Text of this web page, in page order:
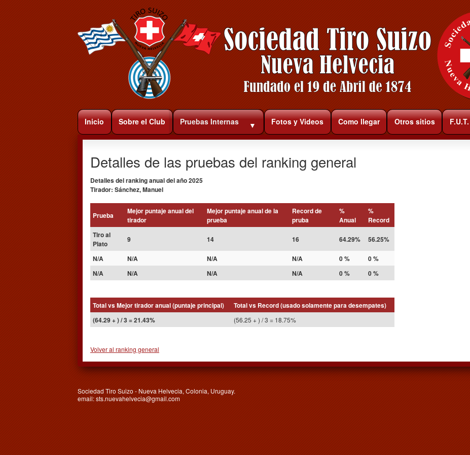
Inicio Sobre el Club Pruebas Internas ▼ Fotos y Videos Como llegar Otros sitios F.U.T.
Detalles de las pruebas del ranking general
Detalles del ranking anual del año 2025
Tirador: Sánchez, Manuel
Prueba
Mejor puntaje anual del
tirador
Mejor puntaje anual de la
prueba
Record de
pruba
%
Anual
%
Record
Tiro al
Plato
9 14 16 64.29% 56.25%
N/A N/A N/A N/A 0 %
0 %
N/A
N/A N/A N/A 0 % 0 %
Total vs Mejor tirador anual (puntaje principal)
Total vs Record (usado solamente para desempates)
(64.29 + ) / 3 = 21.43%
(56.25 + ) / 3 = 18.75%
Volver al ranking general
Sociedad Tiro Suizo - Nueva Helvecia, Colonia, Uruguay.
email: sts.nuevahelvecia@gmail.com